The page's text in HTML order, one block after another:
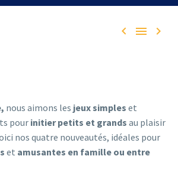
  
nous aimons les jeux simples et
pour initier petits et grands au plaisir
nos quatre nouveautés, idéales pour
et amusantes en famille ou entre